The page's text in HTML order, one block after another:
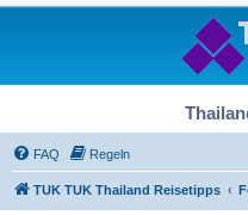
FAQ Regeln
TUK TUK Thailand Reisetipps